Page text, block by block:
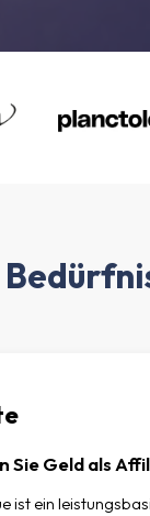
Sie Geld als
ist ein